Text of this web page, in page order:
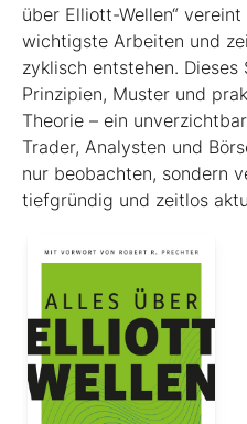
über Elliott-Wellen“
wichtigste Arbeiten und
zyklisch entstehen.
Prinzipien, Muster und
Theorie – ein
Trader, Analysten und
nur beobachten, sondern
tiefgründig und zeitlos